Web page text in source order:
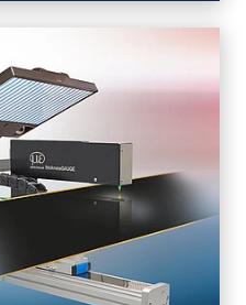
inline-meettaken